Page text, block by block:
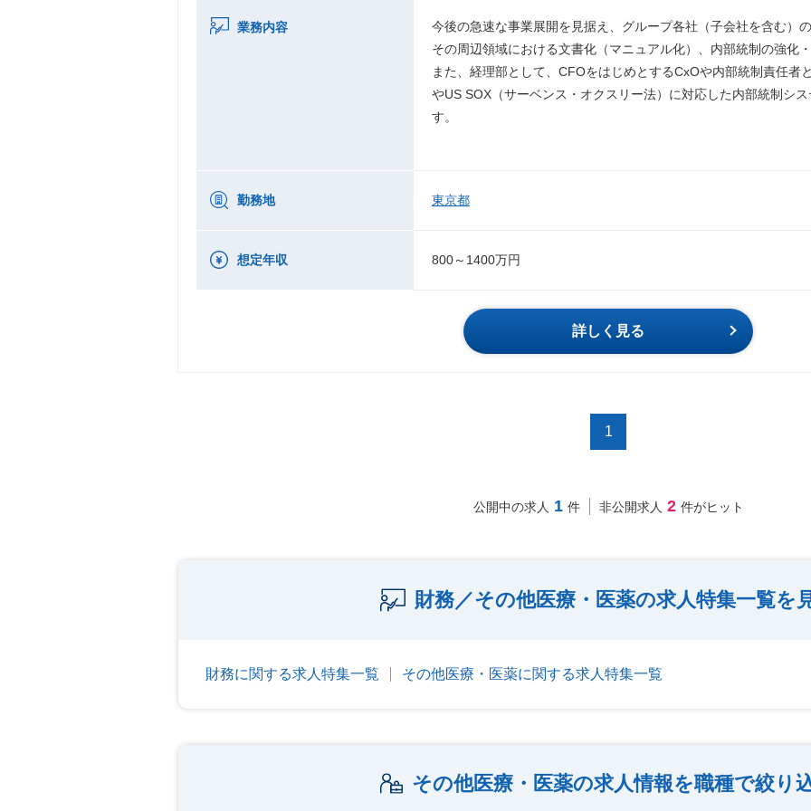
業務内容
今後の急速な事業展開を見据え、グループ各社（子会社を含む）
その周辺領域における文書化（マニュアル化）、内部統制の強化
また、経理部として、CFOをはじめとするCxOや内部統制責任者
やUS SOX（サーベンス・オクスリー法）に対応した内部統制シ
す。
勤務地 東京都
想定年収 800～1400万円
詳しく見る
1
公開中の求人 1 件 非公開求人 2 件がヒット
財務／その他医療・医薬の求人特集一覧を
財務に関する求人特集一覧 その他医療・医薬に関する求人特集一覧
その他医療・医薬の求人情報を職種で絞り